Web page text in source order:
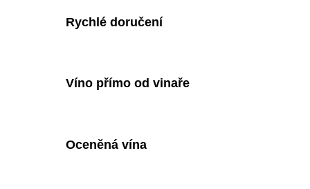
Rychlé doručení
Víno přímo od vinaře
Oceněná vína